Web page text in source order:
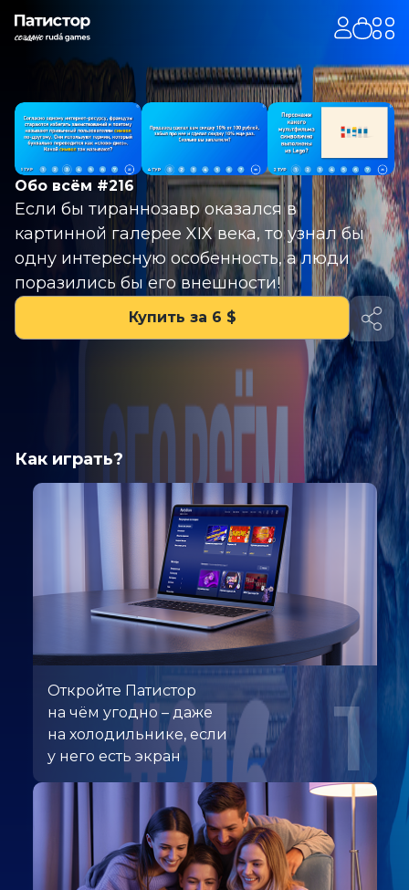
Обо всём #216
Если бы тираннозавр оказался в
картинной галерее XIX века, то узнал бы
одну интересную особенность, а люди
поразились бы его внешности!
Купить за 6 $
Как играть?
Откройте Патистор
на чём угодно – даже
на холодильнике, если
у него есть экран
1